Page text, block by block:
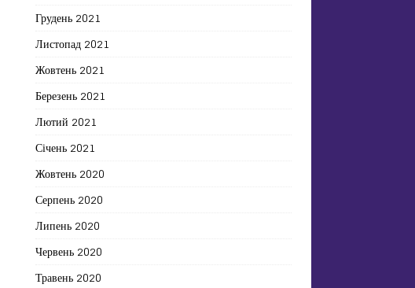
Грудень 2021
Листопад 2021
Жовтень 2021
Березень 2021
Лютий 2021
Січень 2021
Жовтень 2020
Серпень 2020
Липень 2020
Червень 2020
Травень 2020